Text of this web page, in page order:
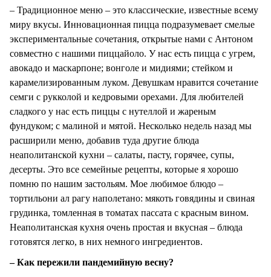
– Традиционное меню – это классические, известные всему
миру вкусы. Инновационная пицца подразумевает смелые
экспериментальные сочетания, открытые нами с Антоном
совместно с нашими пиццайоло. У нас есть пицца с угрем,
авокадо и маскарпоне; вонголе и мидиями; стейком и
карамелизированным луком. Девушкам нравится сочетание
семги с рукколой и кедровыми орехами. Для любителей
сладкого у нас есть пиццы с нутеллой и жареным
фундуком; с малиной и мятой. Несколько недель назад мы
расширили меню, добавив туда другие блюда
неаполитанской кухни – салаты, пасту, горячее, супы,
десерты. Это все семейные рецепты, которые я хорошо
помню по нашим застольям. Мое любимое блюдо –
тортильони ал рагу наполетано: мякоть говядины и свиная
грудинка, томленная в томатах пассата с красным вином.
Неаполитанская кухня очень простая и вкусная – блюда
готовятся легко, в них немного ингредиентов.
– Как пережили пандемийную весну?